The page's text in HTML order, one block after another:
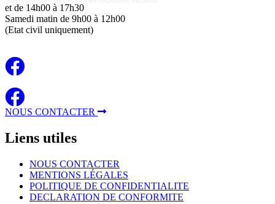
et de 14h00 à 17h30
Samedi matin de 9h00 à 12h00
(Etat civil uniquement)
NOUS CONTACTER
Liens utiles
NOUS CONTACTER
MENTIONS LÉGALES
POLITIQUE DE CONFIDENTIALITE
DECLARATION DE CONFORMITE